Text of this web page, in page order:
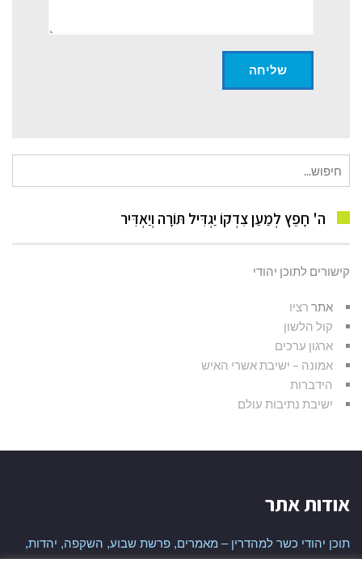
עבור:
ה' חָפֵץ לְמַעַן צִדְקוֹ יַגְדִּיל תּוֹרָה וְיַאְדִּיר
קישורים לתוכן יהודי
אתר רציו
קול הלשון
ארגון ערכים
אמונה – ישיבת אשרי האיש
הידברות
ישיבת נתיבות עולם
אודות אתר
תוכן יהודי כשר למהדרין – מאמרים, פרשת שבוע, השקפה, יהדות,